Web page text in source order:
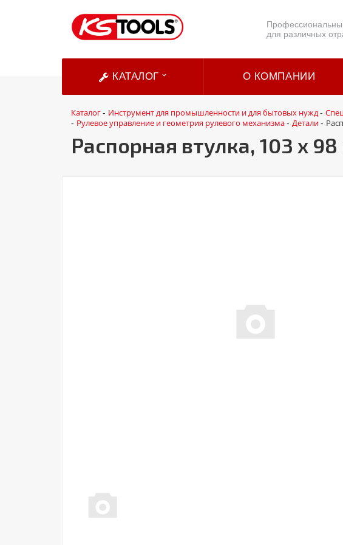
для различных
КАТАЛОГ О КОМПАНИИ
Каталог- Инструмент для промышленности и для бытовых нужд-
- Рулевое управление и геометрия рулевого механизма- Детали-
Распорная втулка, 103 x